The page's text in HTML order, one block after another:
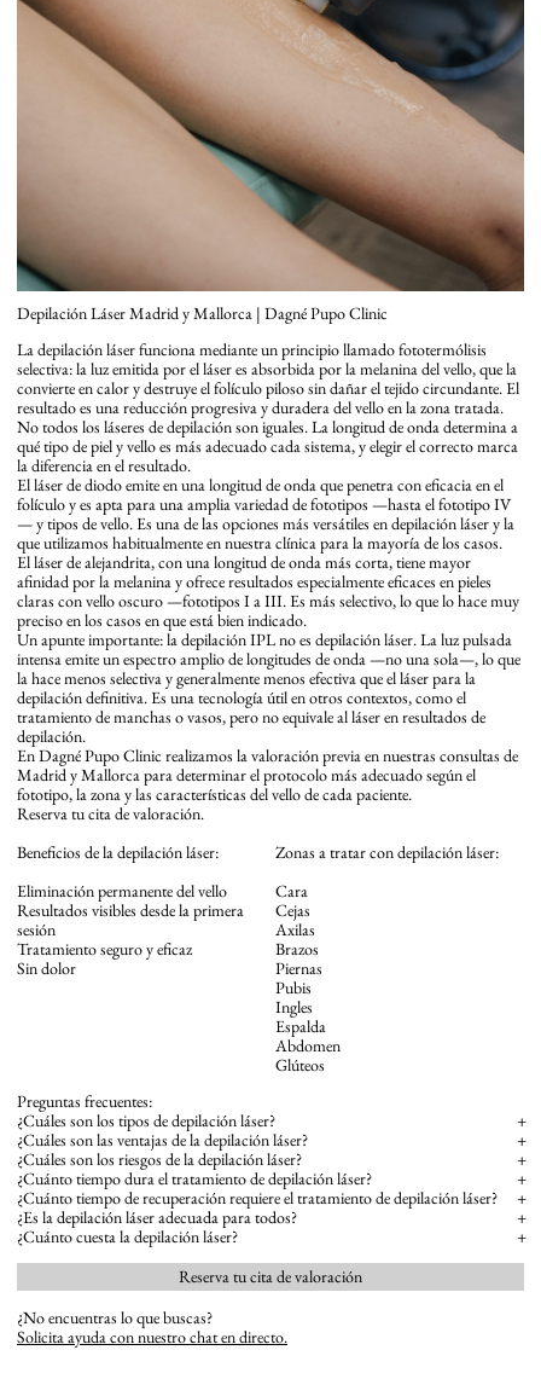
Depilación Láser Madrid y Mallorca | Dagné Pupo Clinic
La depilación láser funciona mediante un principio llamado fototermólisis
selectiva: la luz emitida por el láser es absorbida por la melanina del vello, que la
convierte en calor y destruye el folículo piloso sin dañar el tejido circundante. El
resultado es una reducción progresiva y duradera del vello en la zona tratada.
No todos los láseres de depilación son iguales. La longitud de onda determina a
qué tipo de piel y vello es más adecuado cada sistema, y elegir el correcto marca
la diferencia en el resultado.
El láser de diodo emite en una longitud de onda que penetra con eficacia en el
folículo y es apta para una amplia variedad de fototipos —hasta el fototipo IV
— y tipos de vello. Es una de las opciones más versátiles en depilación láser y la
que utilizamos habitualmente en nuestra clínica para la mayoría de los casos.
El láser de alejandrita, con una longitud de onda más corta, tiene mayor
afinidad por la melanina y ofrece resultados especialmente eficaces en pieles
claras con vello oscuro —fototipos I a III. Es más selectivo, lo que lo hace muy
preciso en los casos en que está bien indicado.
Un apunte importante: la depilación IPL no es depilación láser. La luz pulsada
intensa emite un espectro amplio de longitudes de onda —no una sola—, lo que
la hace menos selectiva y generalmente menos efectiva que el láser para la
depilación definitiva. Es una tecnología útil en otros contextos, como el
tratamiento de manchas o vasos, pero no equivale al láser en resultados de
depilación.
En Dagné Pupo Clinic realizamos la valoración previa en nuestras consultas de
Madrid y Mallorca para determinar el protocolo más adecuado según el
fototipo, la zona y las características del vello de cada paciente.
Reserva tu cita de valoración.
Beneficios de la depilación láser:
Eliminación permanente del vello
Resultados visibles desde la primera
sesión
Tratamiento seguro y eficaz
Sin dolor
Zonas a tratar con depilación láser:
Cara
Cejas
Axilas
Brazos
Piernas
Pubis
Ingles
Espalda
Abdomen
Glúteos
Preguntas frecuentes:
¿Cuáles son los tipos de depilación láser?
+
¿Cuáles son las ventajas de la depilación láser?
+
¿Cuáles son los riesgos de la depilación láser?
+
¿Cuánto tiempo dura el tratamiento de depilación láser?
+
¿Cuánto tiempo de recuperación requiere el tratamiento de depilación láser?
+
¿Es la depilación láser adecuada para todos?
+
¿Cuánto cuesta la depilación láser?
+
Reserva tu cita de valoración
¿No encuentras lo que buscas?
Solicita ayuda con nuestro chat en directo.